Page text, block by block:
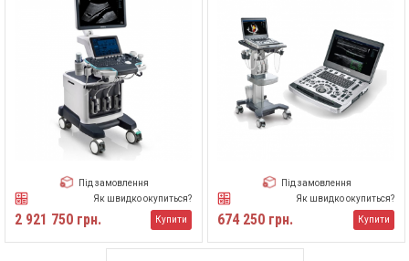
Під замовлення
Як швидко окупиться?
2 921 750 грн. Купити
Під замовлення
Як швидко окупиться?
674 250 грн. Купити